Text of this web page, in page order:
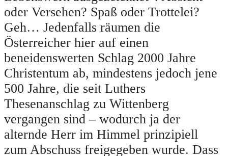
oder Versehen? Spaß oder Trottelei?
Geh… Jedenfalls räumen die
Österreicher hier auf einen
beneidenswerten Schlag 2000 Jahre
Christentum ab, mindestens jedoch jene
500 Jahre, die seit Luthers
Thesenanschlag zu Wittenberg
vergangen sind – wodurch ja der
alternde Herr im Himmel prinzipiell
zum Abschuss freigegeben wurde. Dass